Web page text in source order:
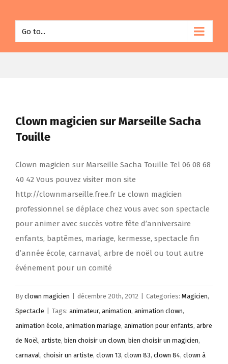
Go to...
Clown magicien sur Marseille Sacha
Touille
Clown magicien sur Marseille Sacha Touille Tel 06 08 68
40 42 Vous pouvez visiter mon site
http://clownmarseille.free.fr Le clown magicien
professionnel se déplace chez vous avec son spectacle
pour animer avec succès votre fête d’anniversaire
enfants, baptêmes, mariage, kermesse, spectacle fin
d’année école, carnaval, arbre de noël ou tout autre
événement pour un comité
By clown magicien décembre 20th, 2012 Categories: Magicien,
Spectacle
Tags: animateur, animation, animation clown,
animation école, animation mariage, animation pour enfants, arbre
de Noël, artiste, bien choisir un clown, bien choisir un magicien,
carnaval, choisir un artiste, clown 13, clown 83, clown 84, clown à